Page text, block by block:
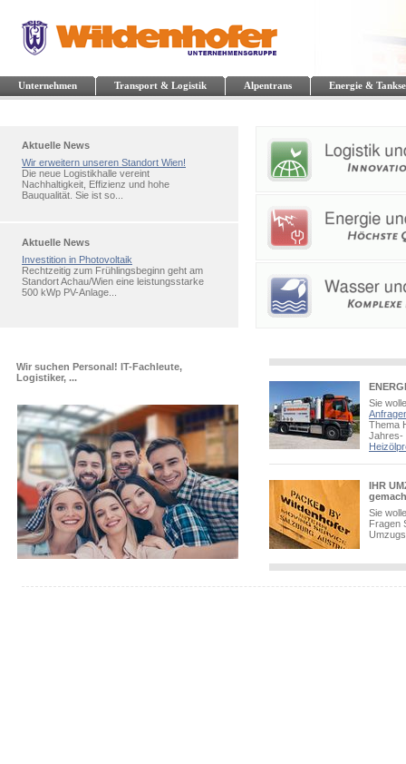
Unternehmen Transport & Logistik Alpentrans Energie &
Aktuelle News
Wir erweitern unseren Standort Wien!
Die neue Logistikhalle vereint
Nachhaltigkeit, Effizienz und hohe
Bauqualität. Sie ist so...
Aktuelle News
Investition in Photovoltaik
Rechtzeitig zum Frühlingsbeginn geht am
Standort Achau/Wien eine leistungsstarke
500 kWp PV-Anlage...
Wir suchen Personal! IT-Fachleute,
Logistiker, ...
Sie
Thema
Jahres-
IHR
Sie
Fragen